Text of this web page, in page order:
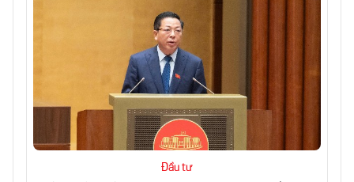
Đầu tư